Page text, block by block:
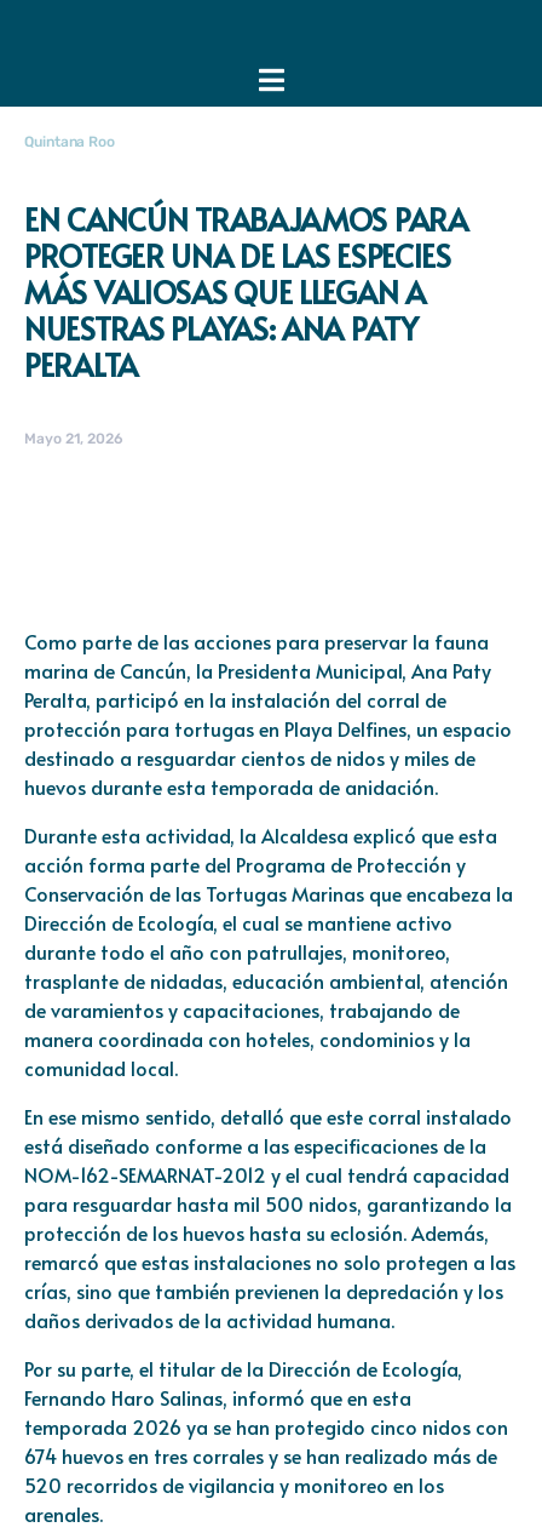
Quintana Roo
EN CANCÚN TRABAJAMOS PARA
PROTEGER UNA DE LAS ESPECIES
MÁS VALIOSAS QUE LLEGAN A
NUESTRAS PLAYAS: ANA PATY
PERALTA
Mayo 21, 2026
Como parte de las acciones para preservar la fauna
marina de Cancún, la Presidenta Municipal, Ana Paty
Peralta, participó en la instalación del corral de
protección para tortugas en Playa Delfines, un espacio
destinado a resguardar cientos de nidos y miles de
huevos durante esta temporada de anidación.
Durante esta actividad, la Alcaldesa explicó que esta
acción forma parte del Programa de Protección y
Conservación de las Tortugas Marinas que encabeza la
Dirección de Ecología, el cual se mantiene activo
durante todo el año con patrullajes, monitoreo,
trasplante de nidadas, educación ambiental, atención
de varamientos y capacitaciones, trabajando de
manera coordinada con hoteles, condominios y la
comunidad local.
En ese mismo sentido, detalló que este corral instalado
está diseñado conforme a las especificaciones de la
NOM-162-SEMARNAT-2012 y el cual tendrá capacidad
para resguardar hasta mil 500 nidos, garantizando la
protección de los huevos hasta su eclosión. Además,
remarcó que estas instalaciones no solo protegen a las
crías, sino que también previenen la depredación y los
daños derivados de la actividad humana.
Por su parte, el titular de la Dirección de Ecología,
Fernando Haro Salinas, informó que en esta
temporada 2026 ya se han protegido cinco nidos con
674 huevos en tres corrales y se han realizado más de
520 recorridos de vigilancia y monitoreo en los
arenales.